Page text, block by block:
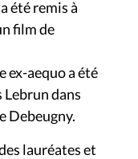
été remis à
film de
aequo a été
dans
Debeugny.
lauréates et